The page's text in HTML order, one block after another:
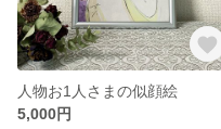
人物お1人さまの似顔絵
5,000円